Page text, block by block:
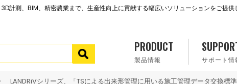
計測、BIM、精密農業まで、生産性向上に貢献する幅広いソリューションをご提供
PRODUCT
製品情報 サポート情
LANDRiVシリーズ、「TSによる出来形管理に用いる施工管理データ交換標